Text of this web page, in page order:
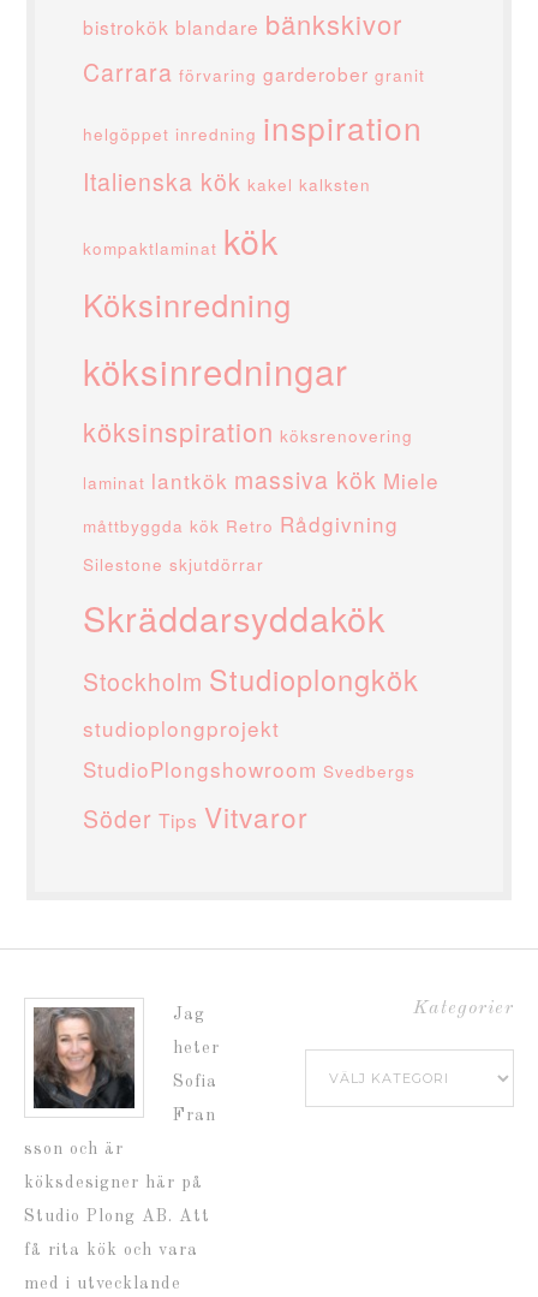
bistrokök blandare bänkskivor
Carrara förvaring garderober granit
helgöppet inredning inspiration
Italienska kök kakel kalksten
kompaktlaminat kök
Köksinredning
köksinredningar
köksinspiration köksrenovering
laminat lantkök massiva kök Miele
måttbyggda kök Retro Rådgivning
Silestone skjutdörrar
Skräddarsyddakök
Stockholm Studioplongkök
studioplongprojekt
StudioPlongshowroom Svedbergs
Söder Tips Vitvaror
Jag
heter
Sofia
Fran
sson och är
köksdesigner här på
Studio Plong AB. Att
få rita kök och vara
med i utvecklande
Kategorier
Kategorier